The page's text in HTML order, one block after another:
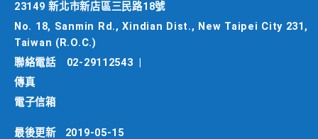
23149 新北市新店區三民路18號
No. 18, Sanmin Rd., Xindian Dist., New Taipei City 231,
Taiwan (R.O.C.)
聯絡電話
02-29112543
傳真
電子信箱
最後更新 2019-05-15